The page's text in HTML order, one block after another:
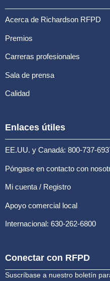
Acerca de Richardson RFPD
Premios
Carreras profesionales
Sala de prensa
Calidad
Enlaces útiles
EE.UU. y Canadá: 800-737-
Póngase en contacto con
Mi cuenta / Registro
Apoyo comercial local
Internacional: 630-262-6800
Conectar con RFPD
Suscríbase a nuestro boletín